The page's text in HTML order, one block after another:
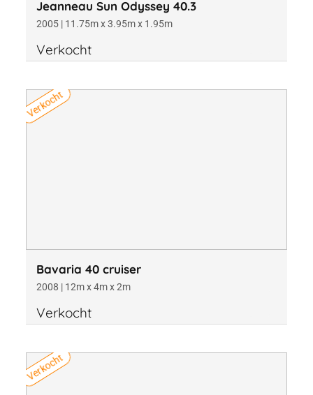
Jeanneau Sun Odyssey 40.3
2005 | 11.75m x 3.95m x 1.95m
Verkocht
Verkocht
Bavaria 40 cruiser
2008 | 12m x 4m x 2m
Verkocht
Verkocht